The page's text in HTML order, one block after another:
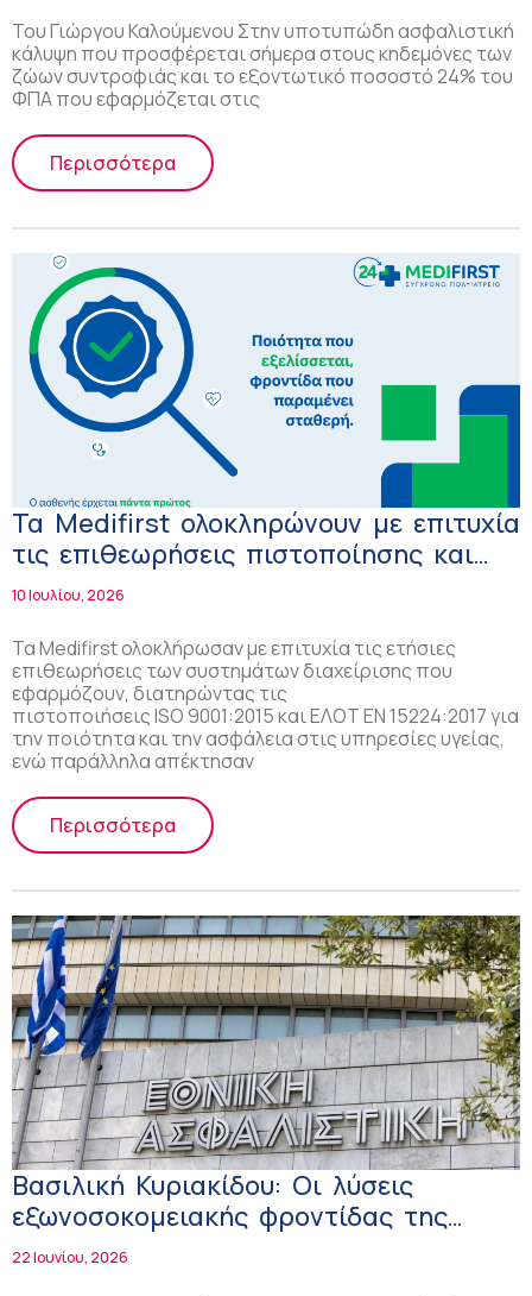
Του Γιώργου Καλούμενου Στην υποτυπώδη ασφαλιστική
κάλυψη που προσφέρεται σήμερα στους κηδεμόνες των
ζώων συντροφιάς και το εξοντωτικό ποσοστό 24% του
ΦΠΑ που εφαρμόζεται στις
Περισσότερα
Τα Medifirst ολοκληρώνουν με επιτυχία
τις επιθεωρήσεις πιστοποίησης και
ενισχύουν τη δέσμευσή τους στη
10 Ιουλίου, 2026
Τα Medifirst ολοκλήρωσαν με επιτυχία τις ετήσιες
επιθεωρήσεις των συστημάτων διαχείρισης που
εφαρμόζουν, διατηρώντας τις
πιστοποιήσεις ISO 9001:2015 και ΕΛΟΤ EN 15224:2017 για
την ποιότητα και την ασφάλεια στις υπηρεσίες υγείας,
ενώ παράλληλα απέκτησαν
Περισσότερα
Βασιλική Κυριακίδου: Οι λύσεις
εξωνοσοκομειακής φροντίδας της
Εθνικής Ασφαλιστικής
22 Ιουνίου, 2026